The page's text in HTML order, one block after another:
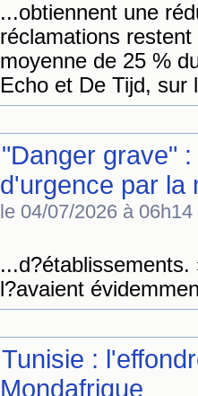
...obtiennent une
réclamations
moyenne de 25 %
Echo et De Tijd, sur
"Danger grave"
d'urgence par la
le 04/07/2026 à 06h14
l?avaient
Tunisie :
Mondafrique